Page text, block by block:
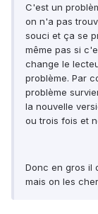
C'est un
on n'a pas
souci et ça se
même pas si
change le
problème. Par
problème
la nouvelle
ou trois fois et
Donc en gros il
mais on les